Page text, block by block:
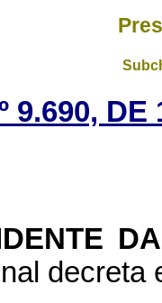
9.690,
DA